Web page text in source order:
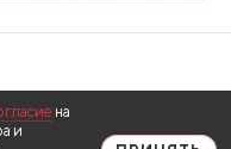
на
и